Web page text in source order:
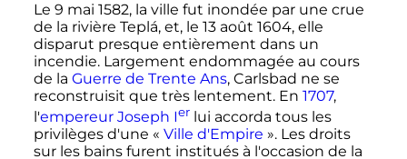
Le 9 mai 1582, la ville fut inondée par une crue
de la rivière Teplá, et, le 13 août 1604, elle
disparut presque entièrement dans un
incendie. Largement endommagée au cours
de la Guerre de Trente Ans, Carlsbad ne se
reconstruisit que très lentement. En 1707,
l'empereur Joseph Ier lui accorda tous les
privilèges d'une « Ville d'Empire ». Les droits
sur les bains furent institués à l'occasion de la